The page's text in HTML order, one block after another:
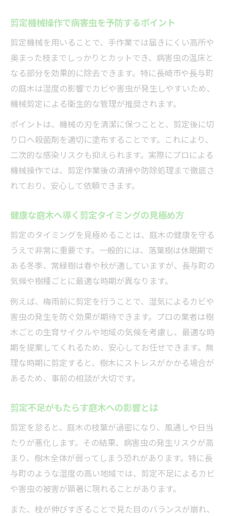
剪定機械操作で病害虫を予防するポイント
剪定機械を用いることで、手作業では届きにくい高所や
奥まった枝までしっかりとカットでき、病害虫の温床と
なる部分を効果的に除去できます。特に長崎市や長与町
の庭木は湿度の影響でカビや害虫が発生しやすいため、
機械剪定による衛生的な管理が推奨されます。
ポイントは、機械の刃を清潔に保つことと、剪定後に切
り口へ殺菌剤を適切に塗布することです。これにより、
二次的な感染リスクも抑えられます。実際にプロによる
機械操作では、剪定作業後の清掃や防除処理まで徹底さ
れており、安心して依頼できます。
健康な庭木へ導く剪定タイミングの見極め方
剪定のタイミングを見極めることは、庭木の健康を守る
うえで非常に重要です。一般的には、落葉樹は休眠期で
ある冬季、常緑樹は春や秋が適していますが、長与町の
気候や樹種ごとに最適な時期が異なります。
例えば、梅雨前に剪定を行うことで、湿気によるカビや
害虫の発生を防ぐ効果が期待できます。プロの業者は樹
木ごとの生育サイクルや地域の気候を考慮し、最適な時
期を提案してくれるため、安心してお任せできます。無
理な時期に剪定すると、樹木にストレスがかかる場合が
あるため、事前の相談が大切です。
剪定不足がもたらす庭木への影響とは
剪定を怠ると、庭木の枝葉が過密になり、風通しや日当
たりが悪化します。その結果、病害虫の発生リスクが高
まり、樹木全体が弱ってしまう恐れがあります。特に長
与町のような湿度の高い地域では、剪定不足によるカビ
や害虫の被害が顕著に現れることがあります。
また、枝が伸びすぎることで見た目のバランスが崩れ、